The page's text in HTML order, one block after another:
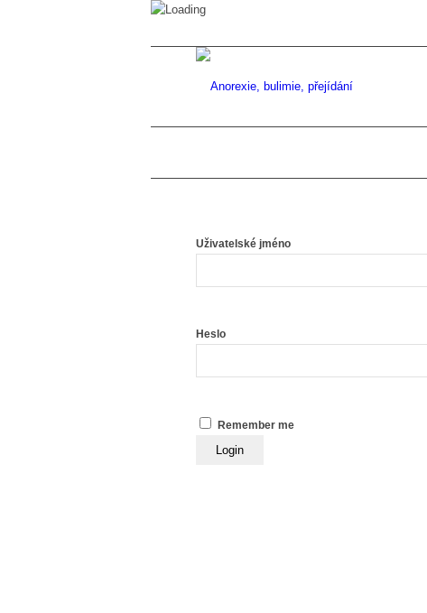
Uživatelské jméno
Heslo
Remember me